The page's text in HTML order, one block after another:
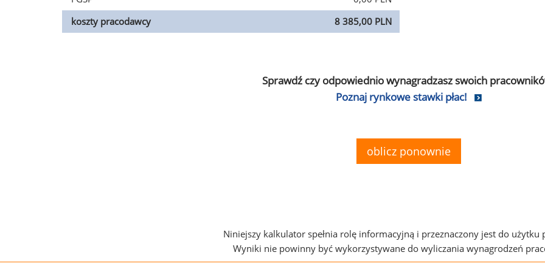
koszty pracodawcy
8 385,00 PLN
Sprawdź czy odpowiednio wynagradzasz swoich
Poznaj rynkowe stawki płac!
oblicz ponownie
Niniejszy kalkulator spełnia rolę informacyjną i przeznaczony jest do użytku
Wyniki nie powinny być wykorzystywane do wyliczania wynagrodzeń